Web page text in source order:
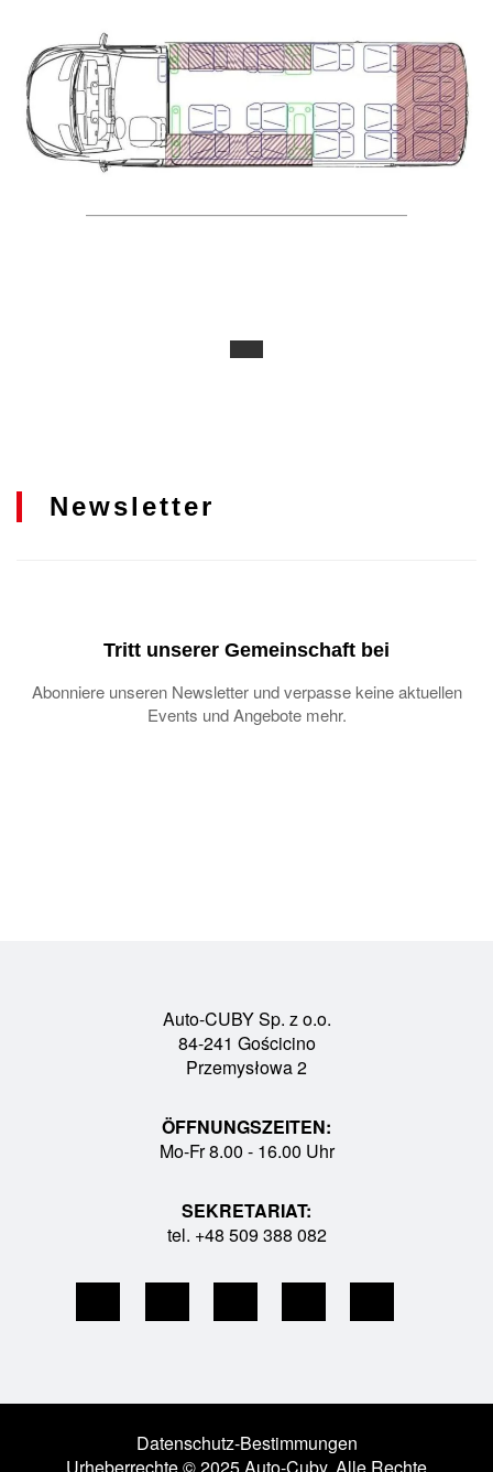
Newsletter
Tritt unserer Gemeinschaft bei
Abonniere unseren Newsletter und verpasse keine aktuellen
Events und Angebote mehr.
Auto-CUBY Sp. z o.o.
84-241 Gościcino
Przemysłowa 2
ÖFFNUNGSZEITEN:
Mo-Fr 8.00 - 16.00 Uhr
SEKRETARIAT:
tel. +48 509 388 082
Datenschutz-Bestimmungen
Urheberrechte © 2025 Auto-Cuby. Alle Rechte